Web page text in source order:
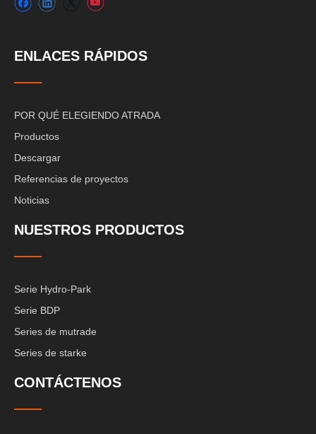
ENLACES RÁPIDOS
POR QUÉ ELEGIENDO ATRADA
Productos
Descargar
Referencias de proyectos
Noticias
NUESTROS PRODUCTOS
Serie Hydro-Park
Serie BDP
Series de mutrade
Series de starke
CONTÁCTENOS